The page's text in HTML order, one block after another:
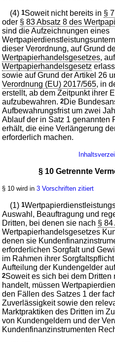
(4)1Soweit nicht bereits in §
oder § 83 Absatz 8 des
sind die Aufzeichnungen eines
dieser Verordnung, auf Grund
Wertpapierhandelsgesetzes,
Wertpapierhandelsgesetz
sowie auf Grund der Artikel 26
Verordnung (EU) 2017/565, in
erstellt, ab dem Zeitpunkt ihrer
aufzubewahren.2Die
Aufbewahrungsfrist um zwei
Ablauf der in Satz 1 genannten
erhält, die eine Verlängerung
erforderlich machen.
§ 10 Getrennte
§ 10 wird in3 Vorschriften zitiert
(1)1
Auswahl, Beauftragung und
Dritten, bei denen sie nach § 84
Wertpapierhandelsgesetzes
denen sie
erforderlichen Sorgfalt und
im Rahmen ihrer
Aufteilung der Kundengelder
2Soweit es sich bei dem
handelt, müssen
den Fällen des Satzes 1 der
Zuverlässigkeit sowie den
Marktpraktiken des Dritten im
von Kundengeldern und der
Kundenfinanzinstrumenten